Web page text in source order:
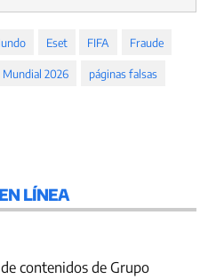
Eset FIFA Fraude
Mundial 2026 páginas falsas
LÍNEA
contenidos de Grupo